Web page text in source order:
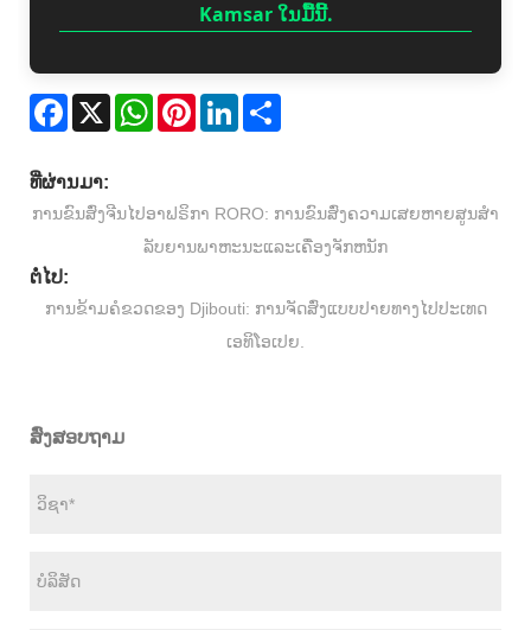
Kamsar ໃນມື້ນີ້.
Facebook
X WhatsAppPinterestLinkedIn
ທີ່ຜ່ານມາ:
ການຂົນສົ່ງຈີນໄປອາຟຣິກາ RORO: ການຂົນສົ່ງຄວາມເສຍຫາຍສູນສໍາ
ລັບຍານພາຫະນະແລະເຄື່ອງຈັກຫນັກ
ຕໍ່ໄປ:
ການຂ້າມຄໍຂວດຂອງ Djibouti: ການຈັດສົ່ງແບບປາຍທາງໄປປະເທດ
ເອທິໂອເປຍ.
ສົ່ງສອບຖາມ